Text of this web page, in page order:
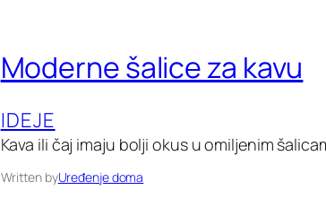
Moderne šalice za kavu
IDEJE
Kava ili čaj imaju bolji okus u omiljenim
Written byUređenje doma